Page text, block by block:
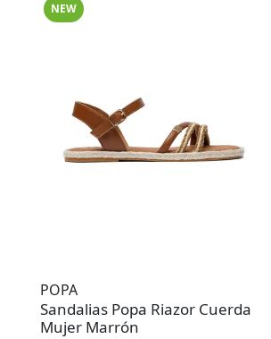
NEW
POPA
Sandalias Popa Riazor Cuerda
Mujer Marrón